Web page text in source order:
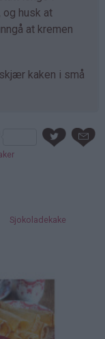
og husk at
at kremen
kaken i små
Sjokoladekake